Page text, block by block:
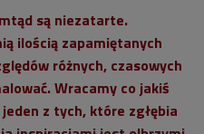
są niezatarte.
ilością zapamiętanych
różnych, czasowych
Wracamy co jakiś
z tych, które zgłębia